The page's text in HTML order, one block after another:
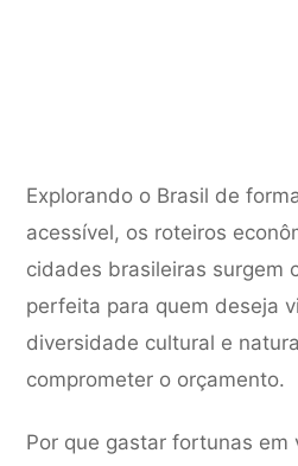
Explorando o Brasil de
acessível, os roteiros
cidades brasileiras surgem
perfeita para quem deseja
diversidade cultural e
comprometer o orçamento.
Por que gastar fortunas em